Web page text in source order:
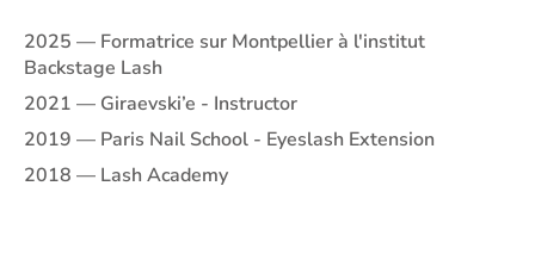
2025 — Formatrice sur Montpellier à l'institut
Backstage Lash
2021 — Giraevski’e - Instructor
2019 — Paris Nail School - Eyeslash Extension
2018 — Lash Academy